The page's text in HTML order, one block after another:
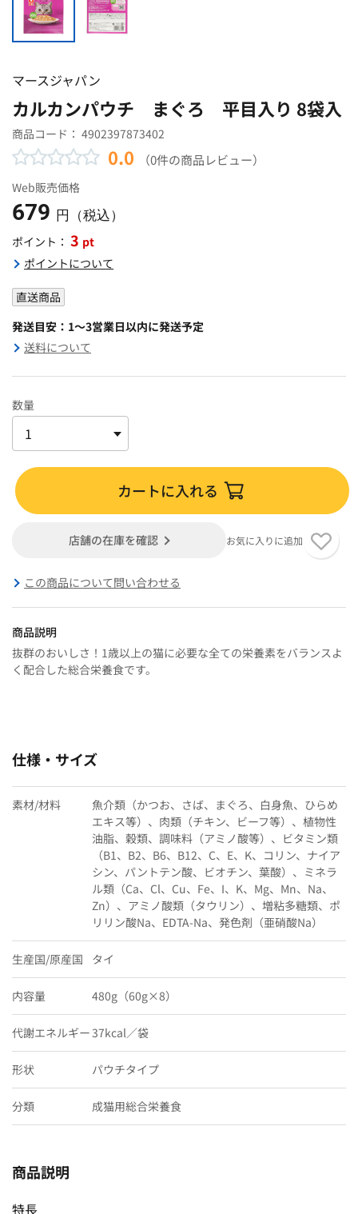
マースジャパン
カルカンパウチ まぐろ 平目入り 8袋入
商品コード： 4902397873402
0.0 （0件の商品レビュー）
Web販売価格
679 円（税込）
ポイント： 3 pt
ポイントについて
直送商品
発送目安：1～3営業日以内に発送予定
送料について
数量
カートに入れる
店舗の在庫を確認 お気に入りに追加
この商品について問い合わせる
商品説明
抜群のおいしさ！1歳以上の猫に必要な全ての栄養素をバランスよ
く配合した総合栄養食です。
仕様・サイズ
素材/材料
魚介類（かつお、さば、まぐろ、白身魚、ひらめ
エキス等）、肉類（チキン、ビーフ等）、植物性
油脂、穀類、調味料（アミノ酸等）、ビタミン類
（B1、B2、B6、B12、C、E、K、コリン、ナイア
シン、パントテン酸、ビオチン、葉酸）、ミネラ
ル類（Ca、Cl、Cu、Fe、I、K、Mg、Mn、Na、
Zn）、アミノ酸類（タウリン）、増粘多糖類、ポ
リリン酸Na、EDTA-Na、発色剤（亜硝酸Na）
生産国/原産国 タイ
内容量 480g（60g×8）
代謝エネルギー37kcal／袋
形状 パウチタイプ
分類 成猫用総合栄養食
商品説明
特長